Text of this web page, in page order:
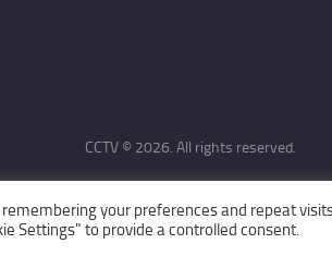
CCTV © 2026. All rights reserved.
your preferences and repeat
Settings" to provide a controlled consent.